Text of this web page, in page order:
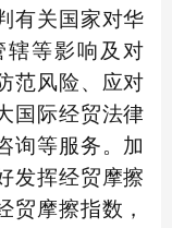
有关国家对华
辖等影响及对
范风险、应对
国际经贸法律
询等服务。加
发挥经贸摩擦
贸摩擦指数，